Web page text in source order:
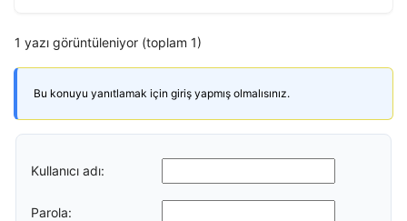
1 yazı görüntüleniyor (toplam 1)
Bu konuyu yanıtlamak için giriş yapmış olmalısınız.
Kullanıcı adı:
Parola: